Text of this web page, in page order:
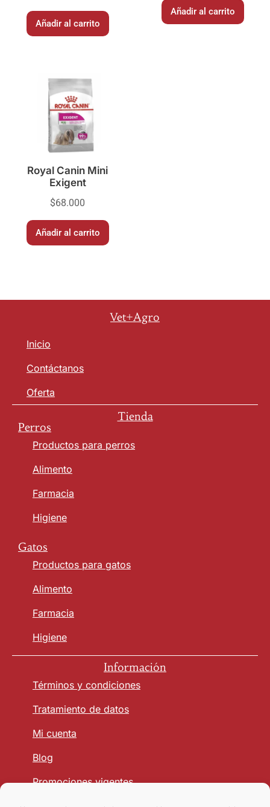
Añadir al carrito
Añadir al carrito
Royal Canin Mini
Exigent
$68.000
Añadir al carrito
Vet+Agro
Inicio
Contáctanos
Oferta
Tienda
Perros
Productos para perros
Alimento
Farmacia
Higiene
Gatos
Productos para gatos
Alimento
Farmacia
Higiene
Información
Términos y condiciones
Tratamiento de datos
Mi cuenta
Blog
Promociones vigentes